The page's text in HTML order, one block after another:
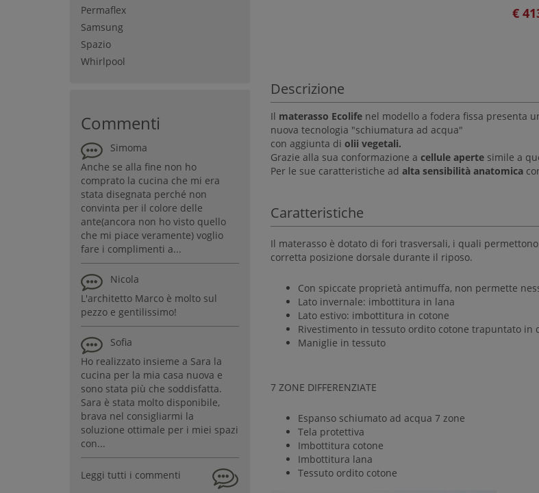
€
Descrizione
Il materasso Ecolifenel modello a fodera fissa presenta
nuova tecnologia "schiumatura ad acqua"
con aggiunta di olii vegetali.
Grazie alla sua conformazione a cellule aperte simile a
Per le sue caratteristiche ad alta sensibilità anatomica
Caratteristiche
Il materasso è dotato di fori trasversali, i quali
corretta posizione dorsale durante il riposo.
Con spiccate proprietà antimuffa, non permette
Lato invernale: imbottitura in lana
Lato estivo: imbottitura in cotone
Rivestimento in tessuto ordito cotone trapuntato in
Maniglie in tessuto
7 ZONE DIFFERENZIATE
Espanso schiumato ad acqua 7 zone
Tela protettiva
Imbottitura cotone
Imbottitura lana
Tessuto ordito cotone
Permaflex
Samsung
Spazio
Whirlpool
Commenti
Simoma
Anche se alla fine non ho
comprato la cucina che mi era
stata disegnata perché non
convinta per il colore delle
ante(ancora non ho visto quello
che mi piace veramente) voglio
fare i complimenti a...
Nicola
L'architetto Marco è molto sul
pezzo e gentilissimo!
Sofia
Ho realizzato insieme a Sara la
cucina per la mia casa nuova e
sono stata più che soddisfatta.
Sara è stata molto disponibile,
brava nel consigliarmi la
soluzione ottimale per i miei spazi
con...
Leggi tutti i commenti